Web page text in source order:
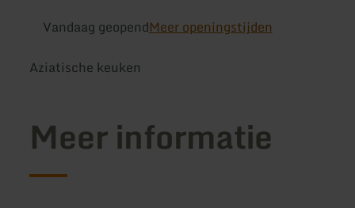
Vandaag geopendMeer openingstijden
Aziatische keuken
Meer informatie